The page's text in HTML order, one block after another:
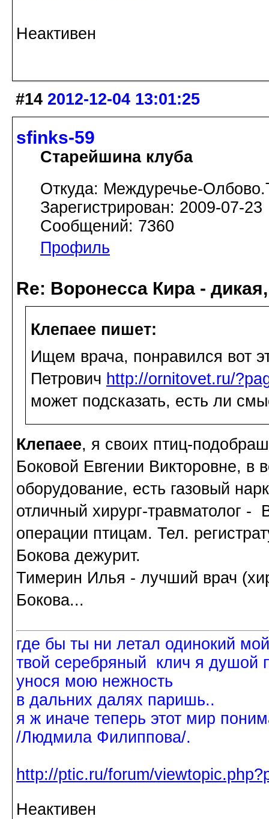
Неактивен
#14 2012-12-04 13:01:25
sfinks-59
Старейшина клуба
Откуда: Междуречье-
Зарегистрирован: 2009-07-23
Сообщений: 7360
Профиль
Re: Воронесса Кира -
Клепаee пишет:
Ищем врача, понравился вот
Петрович http://ornitovet.ru/
может подсказать, есть ли
Клепаee, я своих птиц-
Боковой Евгении Викторовне, в
оборудование, есть газовый
отличный хирург-травматолог
операции птицам. Тел.
Бокова дежурит.
Тимерин Илья - лучший врач
Бокова...
где бы ты ни летал одинокий
твой серебряный клич я душой
унося мою нежность
в дальних далях паришь..
я ж иначе теперь этот мир
/Людмила Филиппова/.
http://ptic.ru/forum/
Неактивен